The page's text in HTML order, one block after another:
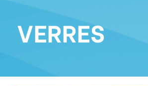
VERRES